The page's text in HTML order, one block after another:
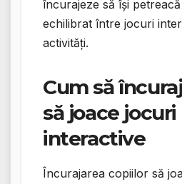
încurajeze să își
echilibrat între jocuri
activități.
Cum să
să joace jocuri
interactive
Încurajarea copiilor să